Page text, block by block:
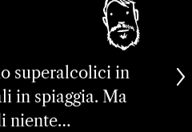
superalcolici in
in spiaggia. Ma
niente…